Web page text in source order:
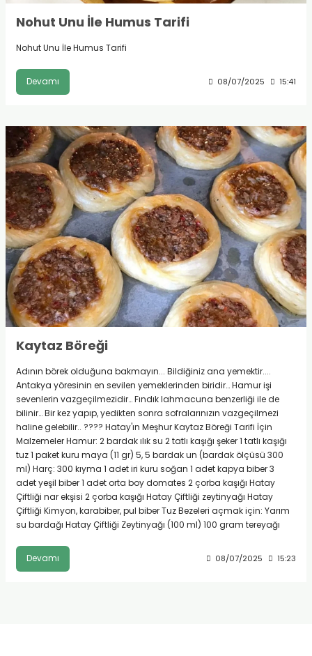
Nohut Unu İle Humus Tarifi
Nohut Unu İle Humus Tarifi
Devamı 08/07/2025 15:41
Kaytaz Böreği
Adının börek olduğuna bakmayın... Bildiğiniz ana yemektir....
Antakya yöresinin en sevilen yemeklerinden biridir… Hamur işi
sevenlerin vazgeçilmezidir… Fındık lahmacuna benzerliği ile de
bilinir… Bir kez yapıp, yedikten sonra sofralarınızın vazgeçilmezi
haline gelebilir.. ???? Hatay'ın Meşhur Kaytaz Böreği Tarifi İçin
Malzemeler Hamur: 2 bardak ılık su 2 tatlı kaşığı şeker 1 tatlı kaşığı
tuz 1 paket kuru maya (11 gr) 5, 5 bardak un (bardak ölçüsü 300
ml) Harç: 300 kıyma 1 adet iri kuru soğan 1 adet kapya biber 3
adet yeşil biber 1 adet orta boy domates 2 çorba kaşığı Hatay
Çiftliği nar ekşisi 2 çorba kaşığı Hatay Çiftliği zeytinyağı Hatay
Çiftliği Kimyon, karabiber, pul biber Tuz Bezeleri açmak için: Yarım
su bardağı Hatay Çiftliği Zeytinyağı (100 ml) 100 gram tereyağı
Devamı 08/07/2025 15:23